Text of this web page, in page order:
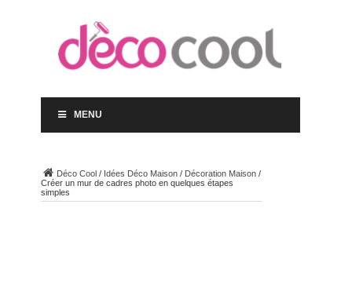
MENU
Déco Cool/ Idées Déco Maison/ Décoration Maison/
Créer un mur de cadres photo en quelques étapes
simples